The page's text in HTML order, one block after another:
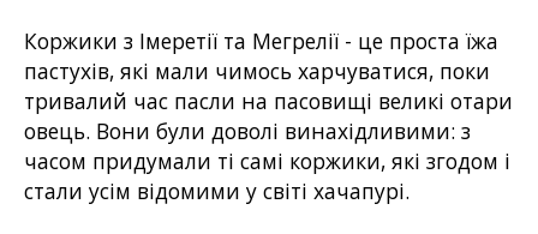
Коржики з Імеретії та Мегрелії - це проста їжа
пастухів, які мали чимось харчуватися, поки
тривалий час пасли на пасовищі великі отари
овець. Вони були доволі винахідливими: з
часом придумали ті самі коржики, які згодом і
стали усім відомими у світі хачапурі.